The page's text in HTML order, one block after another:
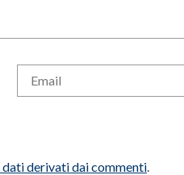
derivati dai commenti